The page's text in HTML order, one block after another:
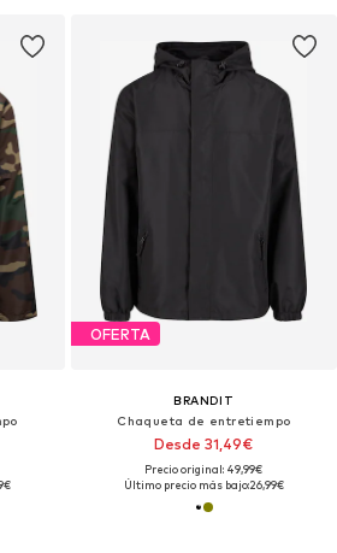
OFERTA
BRANDIT
Chaqueta de entretiempo
Desde 31,49€
Precio original: 49,99€
Último precio más bajo:26,99€